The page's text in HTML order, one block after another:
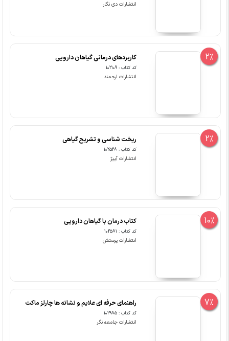
انتشارات دی نگار
2% کاربردهای درمانی گیاهان دارویی
کد کتاب : 102109
انتشارات ارجمند
2% ریخت شناسی و تشریح گیاهی
کد کتاب : 102528
انتشارات آییژ
10% کتاب درمان با گیاهان دارویی
کد کتاب : 102581
انتشارات پرستش
7% راهنمای حرفه ای علایم و نشانه ها چارلز ماکت
کد کتاب : 102985
انتشارات جامعه نگر